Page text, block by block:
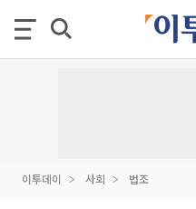
이투데이 사회 법조